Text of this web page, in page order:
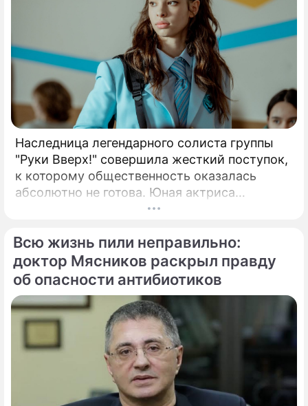
Наследница легендарного солиста группы
"Руки Вверх!" совершила жесткий поступок,
к которому общественность оказалась
абсолютно не готова. Юная актриса
Вероника Жукова, дочь бессменного лидера
заставила взрогнуть своих многочисленных
поклонников.
Всю жизнь пили неправильно:
доктор Мясников раскрыл правду
об опасности антибиотиков